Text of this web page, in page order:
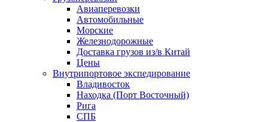
Авиаперевозки
Автомобильные
Морские
Железнодорожные
Доставка грузов из/в Китай
Цены
Внутрипортовое экспедирование
Владивосток
Находка (Порт Восточный)
Рига
СПБ